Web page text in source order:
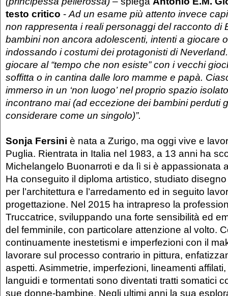
testo critico -Ad un esame più attento invece
non rappresenta i reali personaggi del racconto di
bambini non ancora adolescenti, intenti a giocare
indossando i costumi dei protagonisti di
giocare al “tempo che non esiste” con i vecchi
soffitta o in cantina dalle loro mamme e papà.
immerso in un ‘non luogo’ nel proprio spazio
incontrano mai (ad eccezione dei bambini perduti
considerare come un singolo)”.
Sonja Fersini è nata a Zurigo, ma oggi vive e
Puglia. Rientrata in Italia nel 1983, a 13 anni ha
Michelangelo Buonarroti e da lì si è appassionata
Ha conseguito il diploma artistico, studiato
per l’architettura e l’arredamento ed in seguito
progettazione. Nel 2015 ha intrapreso la
Truccatrice, sviluppando una forte sensibilità ed
del femminile, con particolare attenzione al volto.
continuamente inestetismi e imperfezioni con il
lavorare sul processo contrario in pittura,
aspetti. Asimmetrie, imperfezioni, lineamenti
languidi e tormentati sono diventati tratti somatici
sue donne-bambine. Negli ultimi anni la sua